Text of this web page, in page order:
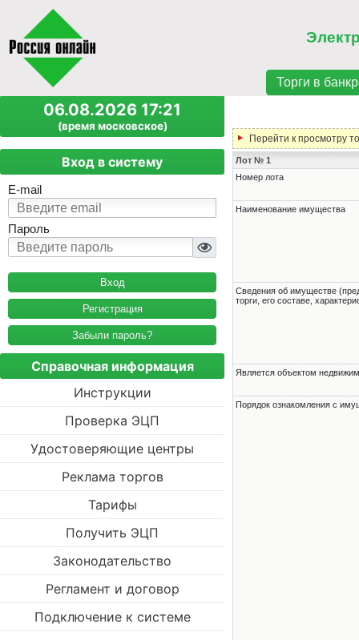
Торги в
06.08.2026 17:21
(время московское)
Вход в систему
E-mail
Пароль
Регистрация
Забыли пароль?
Справочная информация
Инструкции
Проверка ЭЦП
Удостоверяющие центры
Реклама торгов
Тарифы
Получить ЭЦП
Законодательство
Регламент и договор
Подключение к системе
Перейти к просмотру
Лот № 1
Номер лота
Наименование имущества
Cведения об имуществе
торги, его составе,
Является объектом
Порядок ознакомления с